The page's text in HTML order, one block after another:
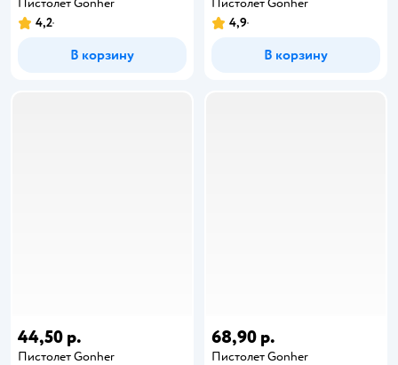
4,2
В корзину
4,9
В корзину
44,50 р.
Пистолет Gonher
68,90 р.
Пистолет Gonher